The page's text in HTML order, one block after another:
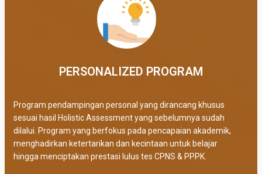
PERSONALIZED PROGRAM​
Program pendampingan personal yang dirancang khusus
sesuai hasil Holistic Assessment yang sebelumnya sudah
dilalui. Program yang berfokus pada pencapaian akademik,
menghadirkan ketertarikan dan kecintaan untuk belajar
hingga menciptakan prestasi lulus tes CPNS & PPPK.